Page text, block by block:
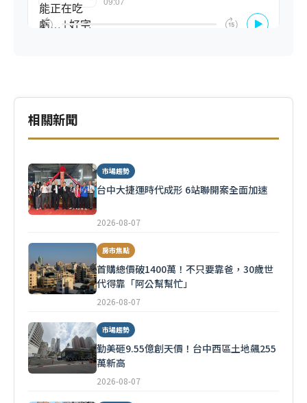
相關新聞
市場趨勢
台中大捷運時代成形 6站聯開案全面加速
2026-08-07
房市焦點
首購總價破1400萬！不只要靠爸，30歲世
代得靠「阿公幫幫忙」
2026-08-07
市場趨勢
勤美砸9.55億創天價！台中西區土地飆255
萬新高
2026-08-07